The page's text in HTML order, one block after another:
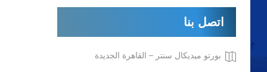
اتصل بنا
بورتو ميديكال سنتر – القاهرة الجديدة